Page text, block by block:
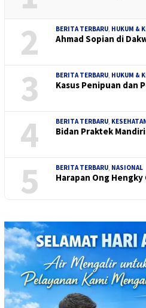
2 BERITA TERBARU, HUKUM &
Ahmad Sopian di
3 BERITA TERBARU, HUKUM &
Kasus Penipuan dan
4 BERITA TERBARU,
Bidan Praktek
5 BERITA TERBARU, NASIONAL
Harapan Ong